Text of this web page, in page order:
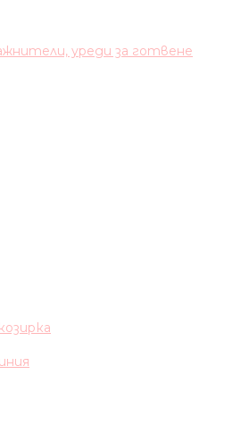
уреди за готвене